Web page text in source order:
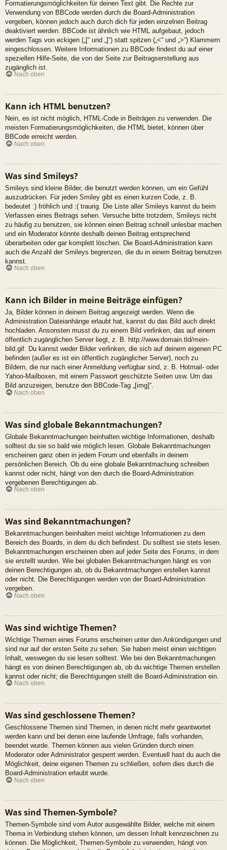
Formatierungsmöglichkeiten für deinen Text gibt. Die Rechte zur
Verwendung von BBCode werden durch die Board-Administration
vergeben, können jedoch auch durch dich für jeden einzelnen Beitrag
deaktiviert werden. BBCode ist ähnlich wie HTML aufgebaut, jedoch
werden Tags von eckigen („[“ und „]“) statt spitzen („<“ und „>“) Klammern
eingeschlossen. Weitere Informationen zu BBCode findest du auf einer
speziellen Hilfe-Seite, die von der Seite zur Beitragserstellung aus
zugänglich ist.
Nach oben
Kann ich HTML benutzen?
Nein, es ist nicht möglich, HTML-Code in Beiträgen zu verwenden. Die
meisten Formatierungsmöglichkeiten, die HTML bietet, können über
BBCode erreicht werden.
Nach oben
Was sind Smileys?
Smileys sind kleine Bilder, die benutzt werden können, um ein Gefühl
auszudrücken. Für jeden Smiley gibt es einen kurzen Code, z. B.
bedeutet :) fröhlich und :( traurig. Die Liste aller Smileys kannst du beim
Verfassen eines Beitrags sehen. Versuche bitte trotzdem, Smileys nicht
zu häufig zu benutzen, sie können einen Beitrag schnell unlesbar machen
und ein Moderator könnte deshalb deinen Beitrag entsprechend
überarbeiten oder gar komplett löschen. Die Board-Administration kann
auch die Anzahl der Smileys begrenzen, die du in einem Beitrag benutzen
kannst.
Nach oben
Kann ich Bilder in meine Beiträge einfügen?
Ja, Bilder können in deinem Beitrag angezeigt werden. Wenn die
Administration Dateianhänge erlaubt hat, kannst du das Bild auch direkt
hochladen. Ansonsten musst du zu einem Bild verlinken, das auf einem
öffentlich zugänglichen Server liegt, z. B. http://www.domain.tld/mein-
bild.gif. Du kannst weder Bilder verlinken, die sich auf deinem eigenen PC
befinden (außer es ist ein öffentlich zugänglicher Server), noch zu
Bildern, die nur nach einer Anmeldung verfügbar sind, z. B. Hotmail- oder
Yahoo-Mailboxen, mit einem Passwort geschützte Seiten usw. Um das
Bild anzuzeigen, benutze den BBCode-Tag „[img]“.
Nach oben
Was sind globale Bekanntmachungen?
Globale Bekanntmachungen beinhalten wichtige Informationen, deshalb
solltest du sie so bald wie möglich lesen. Globale Bekanntmachungen
erscheinen ganz oben in jedem Forum und ebenfalls in deinem
persönlichen Bereich. Ob du eine globale Bekanntmachung schreiben
kannst oder nicht, hängt von den durch die Board-Administration
vergebenen Berechtigungen ab.
Nach oben
Was sind Bekanntmachungen?
Bekanntmachungen beinhalten meist wichtige Informationen zu dem
Bereich des Boards, in dem du dich befindest. Du solltest sie stets lesen.
Bekanntmachungen erscheinen oben auf jeder Seite des Forums, in dem
sie erstellt wurden. Wie bei globalen Bekanntmachungen hängt es von
deinen Berechtigungen ab, ob du Bekanntmachungen erstellen kannst
oder nicht. Die Berechtigungen werden von der Board-Administration
vergeben.
Nach oben
Was sind wichtige Themen?
Wichtige Themen eines Forums erscheinen unter den Ankündigungen und
sind nur auf der ersten Seite zu sehen. Sie haben meist einen wichtigen
Inhalt, weswegen du sie lesen solltest. Wie bei den Bekanntmachungen
hängt es von deinen Berechtigungen ab, ob du wichtige Themen erstellen
kannst oder nicht; die Berechtigungen stellt die Board-Administration ein.
Nach oben
Was sind geschlossene Themen?
Geschlossene Themen sind Themen, in denen nicht mehr geantwortet
werden kann und bei denen eine laufende Umfrage, falls vorhanden,
beendet wurde. Themen können aus vielen Gründen durch einen
Moderator oder Administrator gesperrt werden. Eventuell hast du auch die
Möglichkeit, deine eigenen Themen zu schließen, sofern dies durch die
Board-Administration erlaubt wurde.
Nach oben
Was sind Themen-Symbole?
Themen-Symbole sind vom Autor ausgewählte Bilder, welche mit einem
Thema in Verbindung stehen können, um dessen Inhalt kennzeichnen zu
können. Die Möglichkeit, Themen-Symbole zu verwenden, hängt von